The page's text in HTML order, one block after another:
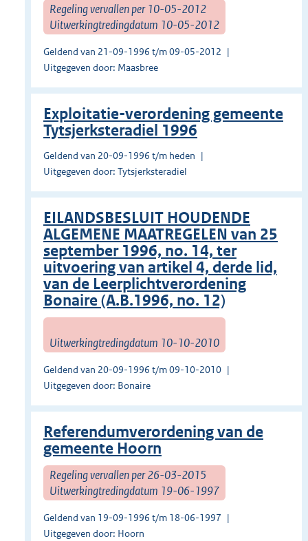
Regeling vervallen per 10-05-2012
Uitwerkingtredingdatum 10-05-2012
Geldend van 21-09-1996 t/m 09-05-2012
Uitgegeven door: Maasbree
Exploitatie-verordening gemeente
Tytsjerksteradiel 1996
Geldend van 20-09-1996 t/m heden
Uitgegeven door: Tytsjerksteradiel
EILANDSBESLUIT HOUDENDE
ALGEMENE MAATREGELEN van 25
september 1996, no. 14, ter
uitvoering van artikel 4, derde lid,
van de Leerplichtverordening
Bonaire (A.B.1996, no. 12)
Uitwerkingtredingdatum 10-10-2010
Geldend van 20-09-1996 t/m 09-10-2010
Uitgegeven door: Bonaire
Referendumverordening van de
gemeente Hoorn
Regeling vervallen per 26-03-2015
Uitwerkingtredingdatum 19-06-1997
Geldend van 19-09-1996 t/m 18-06-1997
Uitgegeven door: Hoorn